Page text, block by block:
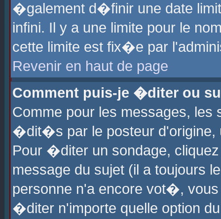
�galement d�finir une date
infini. Il y a une limite pour le
cette limite est fix�e par
Revenir en haut de page
Comment puis-je �diter ou
Comme pour les messages,
�dit�s par le posteur d'origine,
Pour �diter un sondage,
message du sujet (il a toujours
personne n'a encore vot�,
�diter n'importe quelle option